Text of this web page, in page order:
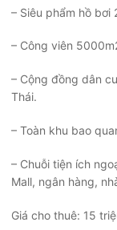
– Siêu phẩm hồ bơi
– Công viên
– Cộng đồng dân
Thái.
– Toàn khu bao
– Chuỗi tiện ích
Mall, ngân hàng,
Giá cho thuê: 15